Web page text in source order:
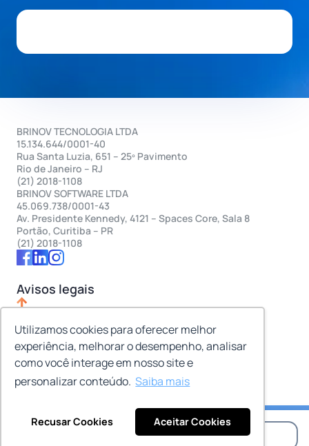
Utilizamos cookies para oferecer melhor
experiência, melhorar o desempenho, analisar
como você interage em nosso site e
personalizar conteúdo. Saiba mais
Recusar Cookies Aceitar Cookies
BRINOV TECNOLOGIA LTDA
15.134.644/0001-40
Rua Santa Luzia, 651 – 25º Pavimento
Rio de Janeiro – RJ
(21) 2018-1108
BRINOV SOFTWARE LTDA
45.069.738/0001-43
Av. Presidente Kennedy, 4121 – Spaces Core, Sala 8
Portão, Curitiba – PR
(21) 2018-1108
Avisos legais
@ 2024 – brinov.com – Todos os direitos reservados.
WhatsApp